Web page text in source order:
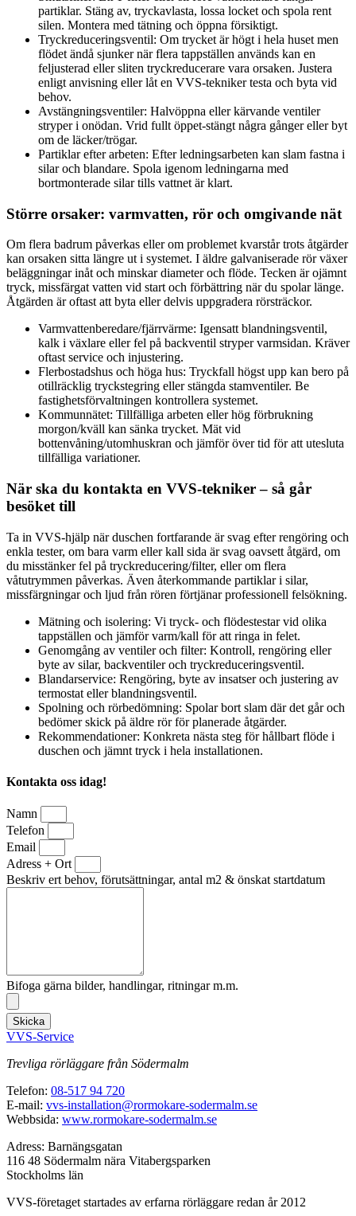
partiklar. Stäng av, tryckavlasta, lossa locket och spola rent
silen. Montera med tätning och öppna försiktigt.
Tryckreduceringsventil: Om trycket är högt i hela huset men
flödet ändå sjunker när flera tappställen används kan en
feljusterad eller sliten tryckreducerare vara orsaken. Justera
enligt anvisning eller låt en VVS-tekniker testa och byta vid
behov.
Avstängningsventiler: Halvöppna eller kärvande ventiler
stryper i onödan. Vrid fullt öppet-stängt några gånger eller byt
om de läcker/trögar.
Partiklar efter arbeten: Efter ledningsarbeten kan slam fastna i
silar och blandare. Spola igenom ledningarna med
bortmonterade silar tills vattnet är klart.
Större orsaker: varmvatten, rör och omgivande nät
Om flera badrum påverkas eller om problemet kvarstår trots åtgärder
kan orsaken sitta längre ut i systemet. I äldre galvaniserade rör växer
beläggningar inåt och minskar diameter och flöde. Tecken är ojämnt
tryck, missfärgat vatten vid start och förbättring när du spolar länge.
Åtgärden är oftast att byta eller delvis uppgradera rörsträckor.
Varmvattenberedare/fjärrvärme: Igensatt blandningsventil,
kalk i växlare eller fel på backventil stryper varmsidan. Kräver
oftast service och injustering.
Flerbostadshus och höga hus: Tryckfall högst upp kan bero på
otillräcklig tryckstegring eller stängda stamventiler. Be
fastighetsförvaltningen kontrollera systemet.
Kommunnätet: Tillfälliga arbeten eller hög förbrukning
morgon/kväll kan sänka trycket. Mät vid
bottenvåning/utomhuskran och jämför över tid för att utesluta
tillfälliga variationer.
När ska du kontakta en VVS-tekniker – så går
besöket till
Ta in VVS-hjälp när duschen fortfarande är svag efter rengöring och
enkla tester, om bara varm eller kall sida är svag oavsett åtgärd, om
du misstänker fel på tryckreducering/filter, eller om flera
våtutrymmen påverkas. Även återkommande partiklar i silar,
missfärgningar och ljud från rören förtjänar professionell felsökning.
Mätning och isolering: Vi tryck- och flödestestar vid olika
tappställen och jämför varm/kall för att ringa in felet.
Genomgång av ventiler och filter: Kontroll, rengöring eller
byte av silar, backventiler och tryckreduceringsventil.
Blandarservice: Rengöring, byte av insatser och justering av
termostat eller blandningsventil.
Spolning och rörbedömning: Spolar bort slam där det går och
bedömer skick på äldre rör för planerade åtgärder.
Rekommendationer: Konkreta nästa steg för hållbart flöde i
duschen och jämnt tryck i hela installationen.
Kontakta oss idag!
Namn
Telefon
Email
Adress + Ort
Beskriv ert behov, förutsättningar, antal m2 & önskat startdatum
Bifoga gärna bilder, handlingar, ritningar m.m.
Skicka
VVS-Service
Trevliga rörläggare från Södermalm
Telefon: 08-517 94 720
E-mail: vvs-installation@rormokare-sodermalm.se
Webbsida: www.rormokare-sodermalm.se
Adress: Barnängsgatan
116 48 Södermalm nära Vitabergsparken
Stockholms län
VVS-företaget startades av erfarna rörläggare redan år 2012